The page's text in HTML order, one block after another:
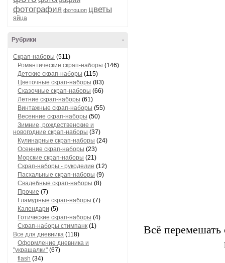
фото фотографии
фотография
Скрап-наборы(511)
Романтические скрап-наборы
Детские скрап-наборы(115)
Цветочные скрап-наборы (83)
Сказочные скрап-наборы (66)
Летние скрап-наборы(61)
Винтажные скрап-наборы(55)
Весенние скрап-наборы(50)
Зимние, рождественские и
новогодние скрап-наборы(37)
Кулинарные скрап-наборы(24)
Осенние скрап-наборы (23)
Морские скрап-наборы(21)
Скрап-наборы - рукоделие (12)
Пасхальные скрап-наборы(9)
Свадебные скрап-наборы
Прочие(7)
Гламурные скрап-наборы
Календари (5)
Готические скрап-наборы(4)
Скрап-наборы стимпанк
Все для дневника(118)
Оформление дневника и
"украшалки"
Всё перемешать